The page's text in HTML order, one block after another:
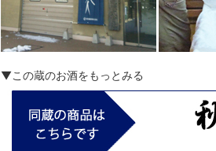
▼この蔵のお酒をもっとみる